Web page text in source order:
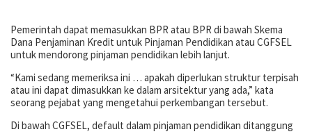
Pemerintah dapat memasukkan BPR atau BPR di bawah Skema
Dana Penjaminan Kredit untuk Pinjaman Pendidikan atau CGFSEL
untuk mendorong pinjaman pendidikan lebih lanjut.
“Kami sedang memeriksa ini … apakah diperlukan struktur terpisah
atau ini dapat dimasukkan ke dalam arsitektur yang ada,” kata
seorang pejabat yang mengetahui perkembangan tersebut.
Di bawah CGFSEL, default dalam pinjaman pendidikan ditanggung